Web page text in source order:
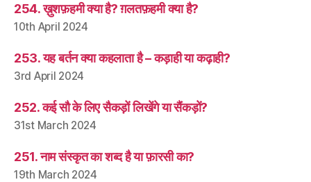
254. ख़ुशफ़हमी क्या है? ग़लतफ़हमी क्या है?
10th April 2024
253. यह बर्तन क्या कहलाता है – कड़ाही या कढ़ाही?
3rd April 2024
252. कई सौ के लिए सैकड़ों लिखेंगे या सैंकड़ों?
31st March 2024
251. नाम संस्कृत का शब्द है या फ़ारसी का?
19th March 2024